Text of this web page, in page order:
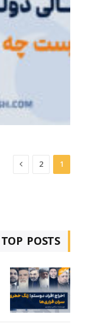
1
2
Next
TOP POSTS